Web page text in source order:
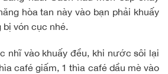
hòa tan này vào bạn phải khuấy
bị vón cục nhé.
nhĩ vào khuấy đều, khi nước sôi lại
café giấm, 1 thìa café dầu mè vào